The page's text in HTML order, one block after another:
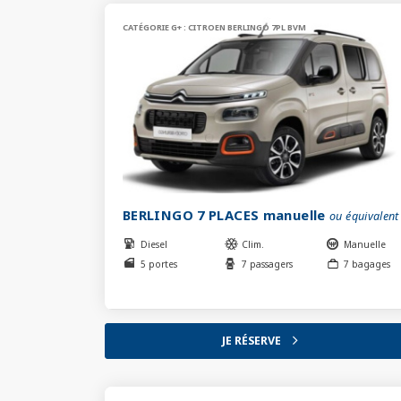
BERLINGO 7 PLACES manuelleou équivalent
CATÉGORIE G+ : CITROEN BERLINGO 7PL BVM
Diesel Clim.
Manuelle
5 portes
7 passagers 7 bagages
JE RÉSERVE arrow_forward_ios